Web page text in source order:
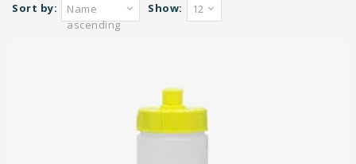
Sort by:
Name
ascending
Show: 12